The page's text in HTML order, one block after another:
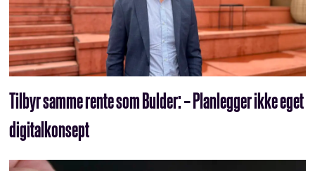
Tilbyr samme rente som Bulder: – Planlegger ikke eget
digitalkonsept